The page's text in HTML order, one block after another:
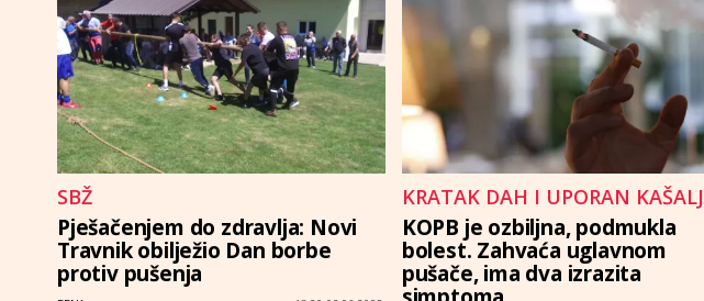
SBŽ
Pješačenjem do zdravlja: Novi
Travnik obilježio Dan borbe
protiv pušenja
KRATAK DAH I UPORAN KAŠALJ
KOPB je ozbiljna, podmukla
bolest. Zahvaća uglavnom
pušače, ima dva izrazita